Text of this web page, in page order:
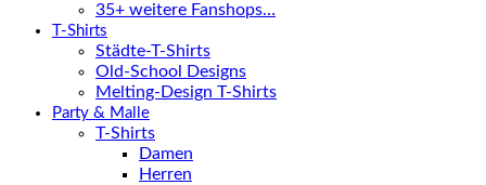
35+ weitere Fanshops…
T-Shirts
Städte-T-Shirts
Old-School Designs
Melting-Design T-Shirts
Party & Malle
T-Shirts
Damen
Herren